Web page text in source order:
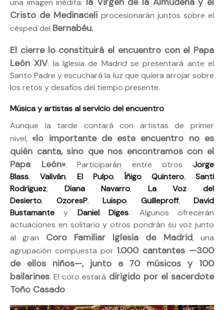
Cristo de Medinaceli procesionarán juntos sobre el
césped del Bernabéu.
El cierre lo constituirá el encuentro con el Papa
León XIV: la Iglesia de Madrid se presentará ante el
Santo Padre y escuchará la luz que quiera arrojar sobre
los retos y desafíos del tiempo presente.
Música y artistas al servicio del encuentro
Aunque la tarde contará con artistas de primer
nivel, «lo importante de este encuentro no es
quién canta, sino que nos encontramos con el
Papa León».Participarán entre otrosJorge
Blass, Valiván, El Pulpo,Íñigo Quintero,Santi
Rodríguez, Diana Navarro, La Voz del
Desierto, OzoresP, Luispo,Guilleproff, David
Bustamante y Daniel Diges. Algunos ofrecerán
actuaciones en solitario y otros pondrán su voz junto
al gran Coro Familiar Iglesia de Madrid, una
agrupación compuesta por 1.000 cantantes —300
de ellos niños—, junto a 70 músicos y 100
bailarines. El coro estará dirigido por el sacerdote
Toño Casado.